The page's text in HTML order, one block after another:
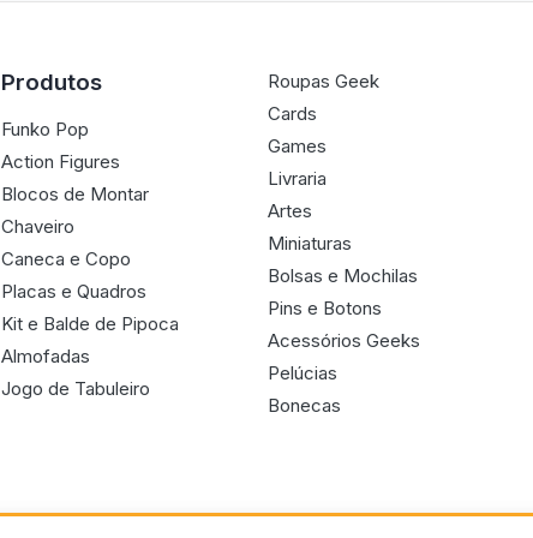
Produtos
Funko Pop
Action Figures
Blocos de Montar
Chaveiro
Caneca e Copo
Placas e Quadros
Kit e Balde de Pipoca
Almofadas
Jogo de Tabuleiro
Roupas Geek
Cards
Games
Livraria
Artes
Miniaturas
Bolsas e Mochilas
Pins e Botons
Acessórios Geeks
Pelúcias
Bonecas